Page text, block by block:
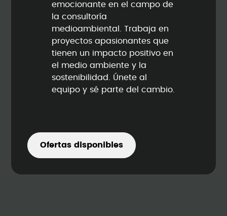
emocionante en el campo de
la consultoría
medioambiental. Trabaja en
proyectos apasionantes que
tienen un impacto positivo en
el medio ambiente y la
sostenibilidad. Únete al
equipo y sé parte del cambio.
Ofertas disponibles